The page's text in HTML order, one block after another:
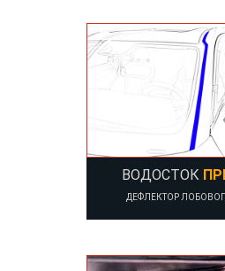
ВОДОСТОК
ДЕФЛЕКТОР